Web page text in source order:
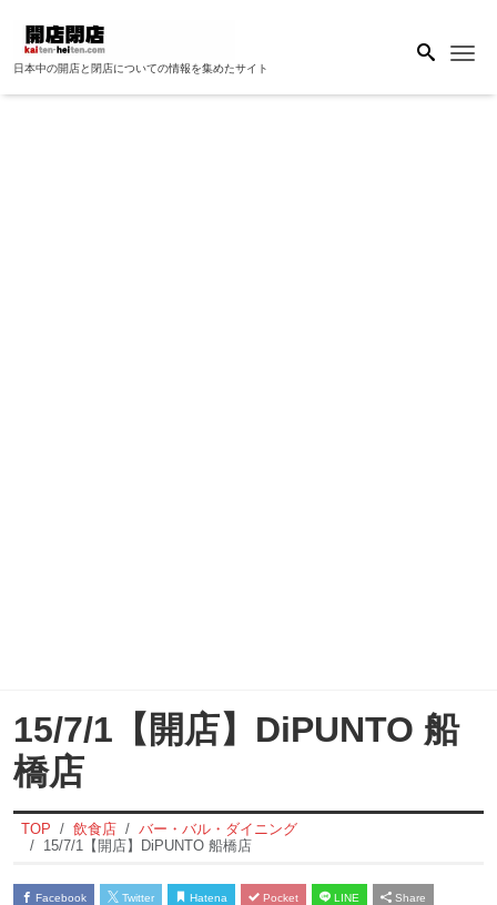
日本中の開店と閉店についての情報を集めたサイト
15/7/1【開店】DiPUNTO 船
橋店
TOP 飲食店
バー・バル・ダイニング
15/7/1【開店】DiPUNTO 船橋店
Facebook Twitter Hatena Pocket LINE Share